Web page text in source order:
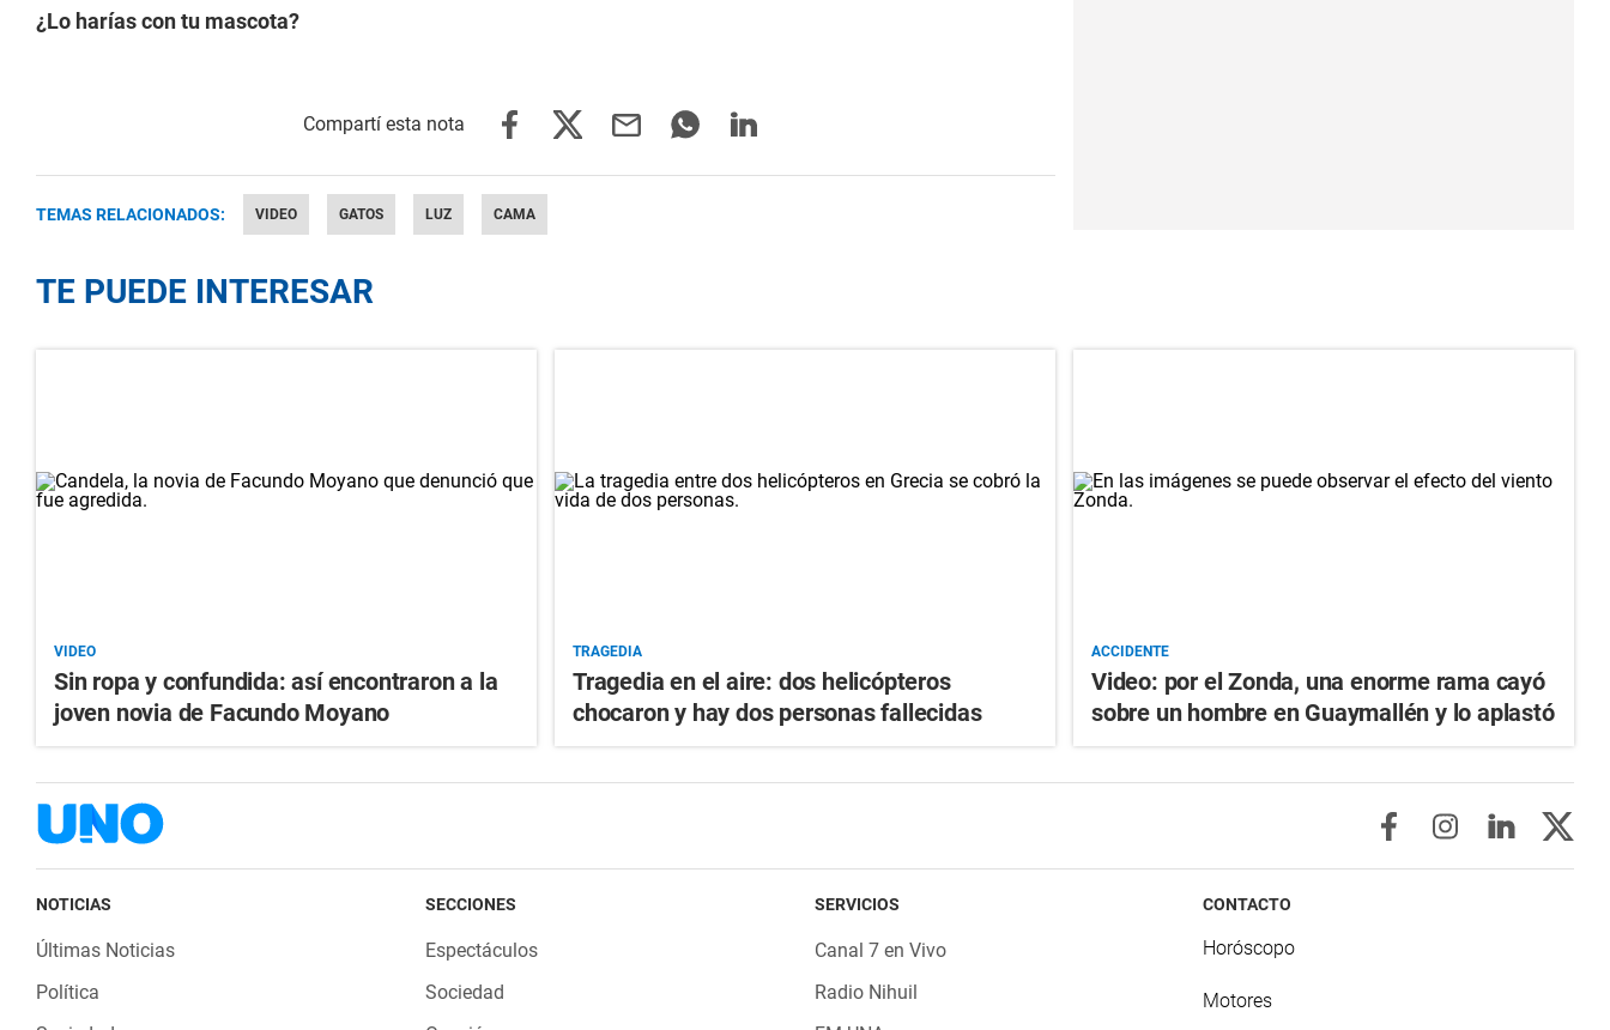
¿Lo harías con tu mascota?
TEMAS RELACIONADOS: VIDEO GATOS LUZ CAMA
TE PUEDE INTERESAR
VIDEO
Sin ropa y confundida: así encontraron a la
joven novia de Facundo Moyano
TRAGEDIA
Tragedia en el aire: dos helicópteros
chocaron y hay dos personas fallecidas
ACCIDENTE
Video: por el Zonda, una enorme rama cayó
sobre un hombre en Guaymallén y lo aplastó
NOTICIAS
Últimas Noticias
Política
SECCIONES
Espectáculos
Sociedad
SERVICIOS
Canal 7 en Vivo
Radio Nihuil
CONTACTO
Horóscopo
Motores